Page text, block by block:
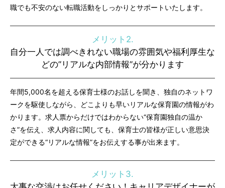
職でも不安のない転職活動をしっかりとサポートいたします。
メリット2.
自分一人では調べきれない職場の雰囲気や福利厚生な
どの”リアルな内部情報”が分かります
年間5,000名を超える保育士様のお話しを聞き、独自のネットワ
ークを駆使しながら、どこよりも早いリアルな保育園の情報がわ
かります。求人票からだけではわからない“保育園独自の温か
さ”を伝え、求人内容に関しても、保育士の皆様が正しい意思決
定ができる“リアルな情報”をお伝えする事が出来ます。
メリット3.